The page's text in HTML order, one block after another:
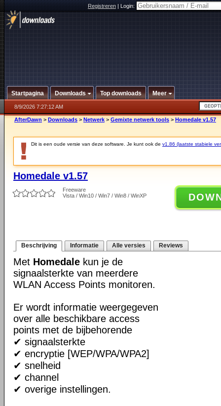
Registreren|Login:
Startpagina Downloads Top downloads Meer
8/9/2026 7:27:12 AM
AfterDawn > Downloads > Netwerk > Gemixte netwerk tools > Homedale v1.57
Dit is een oude versie van deze software. Je kunt ook de v1.86 (laatste stabiele
Homedale v1.57
Freeware
Vista / Win10 / Win7 / Win8 / WinXP
Beschrijving Informatie Alle versies Reviews
Met Homedale kun je de
signaalsterkte van meerdere
WLAN Access Points monitoren.
Er wordt informatie weergegeven
over alle beschikbare access
points met de bijbehorende
✔ signaalsterkte
✔ encryptie [WEP/WPA/WPA2]
✔ snelheid
✔ channel
✔ overige instellingen.